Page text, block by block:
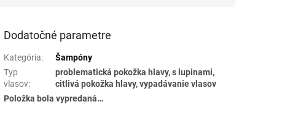
Dodatočné parametre
Kategória:
Šampóny
Typ
vlasov:
problematická pokožka hlavy, s lupinami,
citlivá pokožka hlavy, vypadávanie vlasov
Položka bola vypredaná…